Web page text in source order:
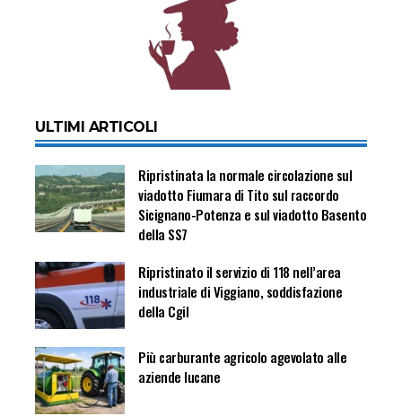
ULTIMI ARTICOLI
Ripristinata la normale circolazione sul
viadotto Fiumara di Tito sul raccordo
Sicignano-Potenza e sul viadotto Basento
della SS7
Ripristinato il servizio di 118 nell’area
industriale di Viggiano, soddisfazione
della Cgil
Più carburante agricolo agevolato alle
aziende lucane